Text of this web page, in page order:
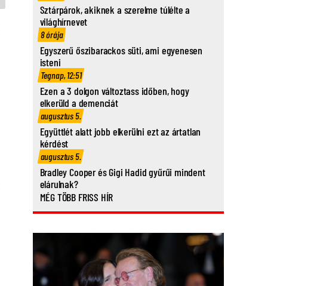
Sztárpárok, akiknek a szerelme túlélte a
világhírnevet
8 órája
Egyszerű őszibarackos süti, ami egyenesen
isteni
Tegnap, 12:51
Ezen a 3 dolgon változtass időben, hogy
elkerüld a demenciát
augusztus 5.
Együttlét alatt jobb elkerülni ezt az ártatlan
kérdést
augusztus 5.
Bradley Cooper és Gigi Hadid gyűrűi mindent
elárulnak?
MÉG TÖBB FRISS HÍR